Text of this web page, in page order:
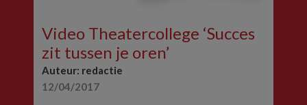
Video Theatercollege ‘Succes
zit tussen je oren’
Auteur: redactie
12/04/2017